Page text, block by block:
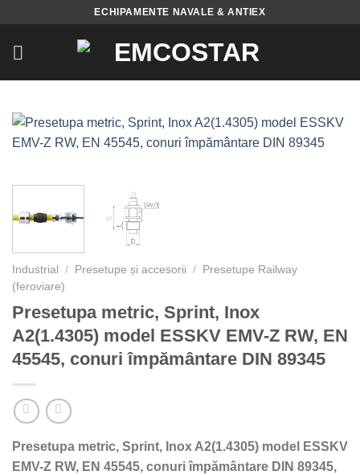
content
ECHIPAMENTE NAVALE & ANTIEX
Industrial / Presetupe și accesorii /
Presetupe Railway
(feroviare)
Presetupa metric, Sprint, Inox
A2(1.4305) model ESSKV EMV-Z RW, EN
45545, conuri împământare DIN 89345
Presetupa metric, Sprint, Inox A2(1.4305) model ESSKV
EMV-Z RW, EN 45545, conuri împământare DIN 89345,